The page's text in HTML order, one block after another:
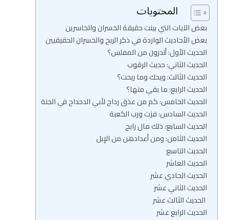
المحتويات
بعض الآيات التي بينت حقيقة الخسران والخاسرين
بعض الأحاديث الواردة في ذكر الربح والخسران الحقيقيين
الحديث الأول: أتدرون من المفلس؟
الحديث الثاني: حديث الرقوب
الحديث الثالث: ويحك وما ربحت؟
الحديث الرابع: ما بقي منها؟
الحديث الخامس: كم من عذق رداح لأبي الدحداح في الجنة
الحديث السادس: فزت ورب الكعبة
الحديث السابع: ذلك مال رابح
الحديث الثامن: ومن أعدادهن من الإبل
الحديث التاسع
الحديث العاشر
الحديث الحادي عشر
الحديث الثاني عشر
الحديث الثالث عشر
الحديث الرابع عشر